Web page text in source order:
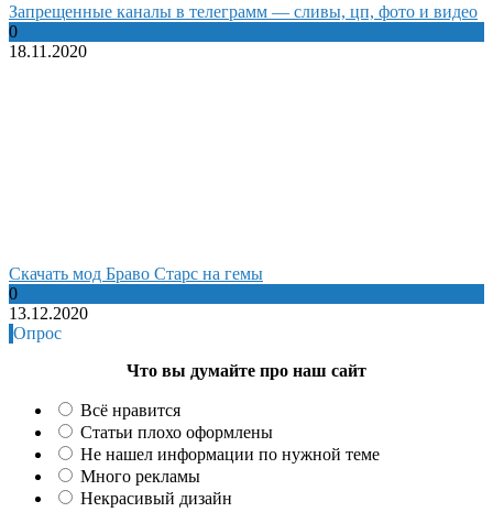
Запрещенные каналы в телеграмм — сливы, цп, фото и видео
0
18.11.2020
Cкачать мод Браво Старс на гемы
0
13.12.2020
Опрос
Что вы думайте про наш сайт
Всё нравится
Статьи плохо оформлены
Не нашел информации по нужной теме
Много рекламы
Некрасивый дизайн